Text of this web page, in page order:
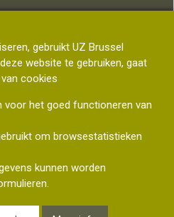
gebruikt UZ Brussel
website te gebruiken, gaat
cookies
voor het goed functioneren van
om browsestatistieken
kunnen worden
UZ Brussel - Bescherming van